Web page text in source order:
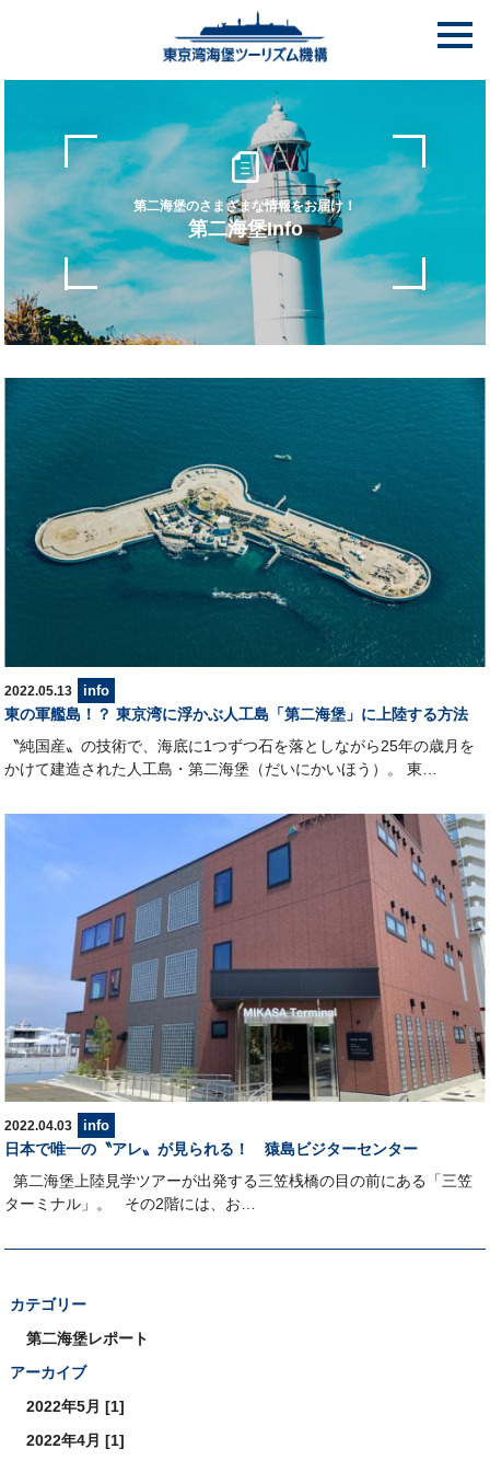
toggle
第二海堡のさまざまな情報をお届け！
第二海堡Info
2022.05.13 info
東の軍艦島！？ 東京湾に浮かぶ人工島「第二海堡」に上陸する方法
〝純国産〟の技術で、海底に1つずつ石を落としながら25年の歳月を
かけて建造された人工島・第二海堡（だいにかいほう）。 東…
2022.04.03 info
日本で唯一の〝アレ〟が見られる！ 猿島ビジターセンター
第二海堡上陸見学ツアーが出発する三笠桟橋の目の前にある「三笠
ターミナル」。 その2階には、お…
カテゴリー
第二海堡レポート
アーカイブ
2022年5月 [1]
2022年4月 [1]